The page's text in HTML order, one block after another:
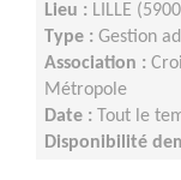
Lieu : LILLE
Type : Gestion
Association :
Métropole
Date : Tout le
Disponibilité